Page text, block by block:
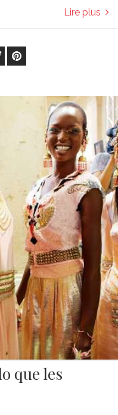
Lire plus
que les